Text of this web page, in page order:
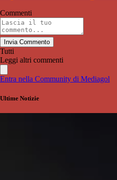
Commenti
Invia Commento
Tutti
Leggi altri commenti
Entra nella Community di Mediagol
Ultime Notizie